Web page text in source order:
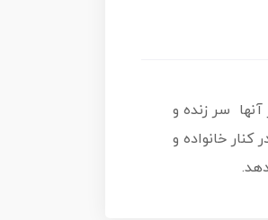
آنها سر زنده و
خانواده و